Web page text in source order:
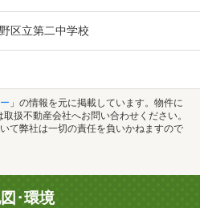
区立第二中学校
」の情報を元に掲載しています。物件に
扱不動産会社へお問い合わせください。
て弊社は一切の責任を負いかねますので
･環境